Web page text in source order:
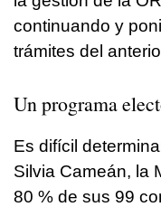
continuando y
trámites del
Un programa
Es difícil
Silvia Cameán, la
80 % de sus 99